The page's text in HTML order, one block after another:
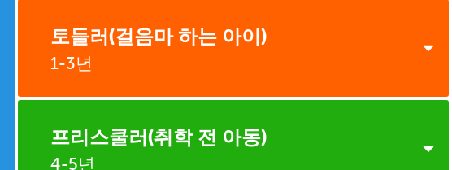
2개월
4개월
토들러(걸음마 하는 아이)
1-3년
1세
프리스쿨러(취학 전 아동)
4-5년